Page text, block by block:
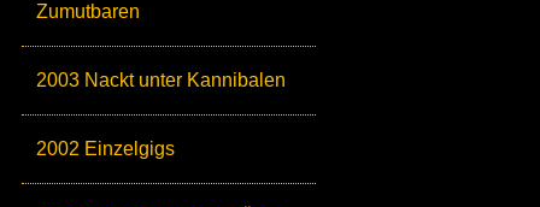
Zumutbaren
2003 Nackt unter Kannibalen
2002 Einzelgigs